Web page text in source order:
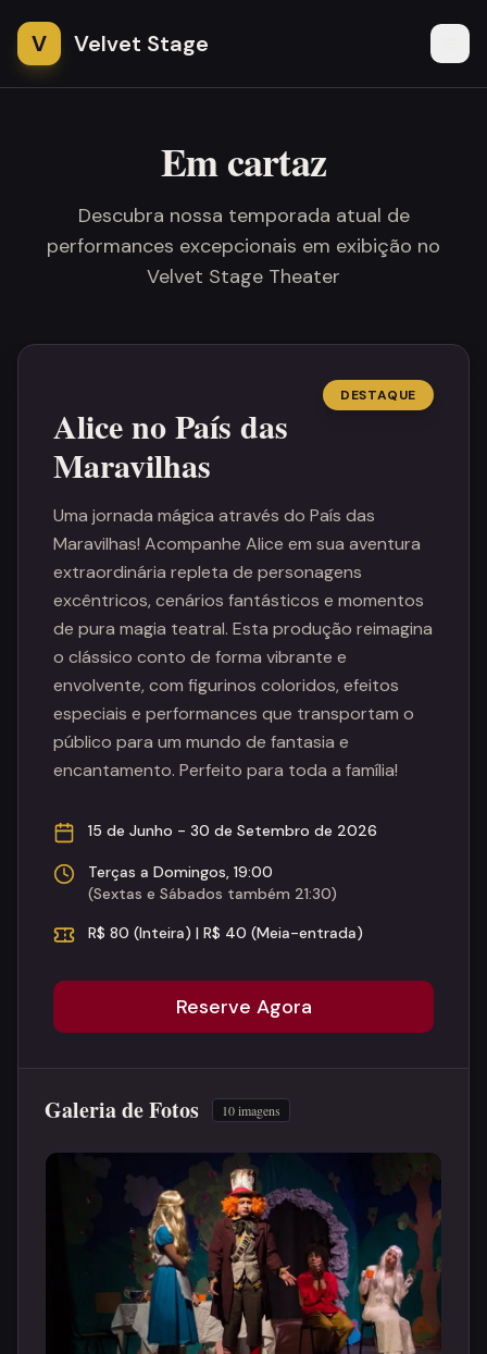
V Velvet Stage
Em cartaz
Descubra nossa temporada atual de
performances excepcionais em exibição no
Velvet Stage Theater
DESTAQUE
Alice no País das
Maravilhas
Uma jornada mágica através do País das
Maravilhas! Acompanhe Alice em sua aventura
extraordinária repleta de personagens
excêntricos, cenários fantásticos e momentos
de pura magia teatral. Esta produção reimagina
o clássico conto de forma vibrante e
envolvente, com figurinos coloridos, efeitos
especiais e performances que transportam o
público para um mundo de fantasia e
encantamento. Perfeito para toda a família!
15 de Junho - 30 de Setembro de 2026
Terças a Domingos, 19:00
(Sextas e Sábados também 21:30)
R$ 80 (Inteira) | R$ 40 (Meia-entrada)
Reserve Agora
Galeria de Fotos 10 imagens